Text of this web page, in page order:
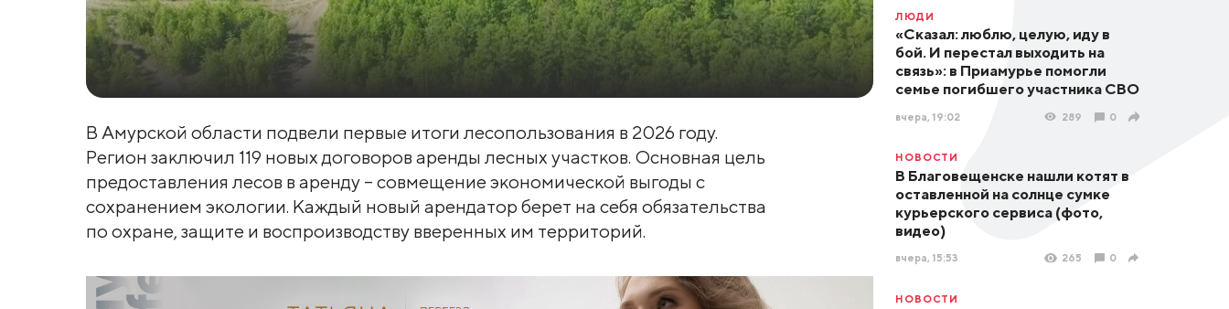
В Амурской области подвели первые итоги лесопользования в 2026 году.
Регион заключил 119 новых договоров аренды лесных участков. Основная цель
предоставления лесов в аренду – совмещение экономической выгоды с
сохранением экологии. Каждый новый арендатор берет на себя обязательства
по охране, защите и воспроизводству вверенных им территорий.
ЛЮДИ
«Сказал: люблю, целую, иду в
бой. И перестал выходить на
связь»: в Приамурье помогли
семье погибшего участника СВО
вчера, 19:02 289 0
НОВОСТИ
В Благовещенске нашли котят в
оставленной на солнце сумке
курьерского сервиса (фото,
видео)
вчера, 15:53 265 0
НОВОСТИ